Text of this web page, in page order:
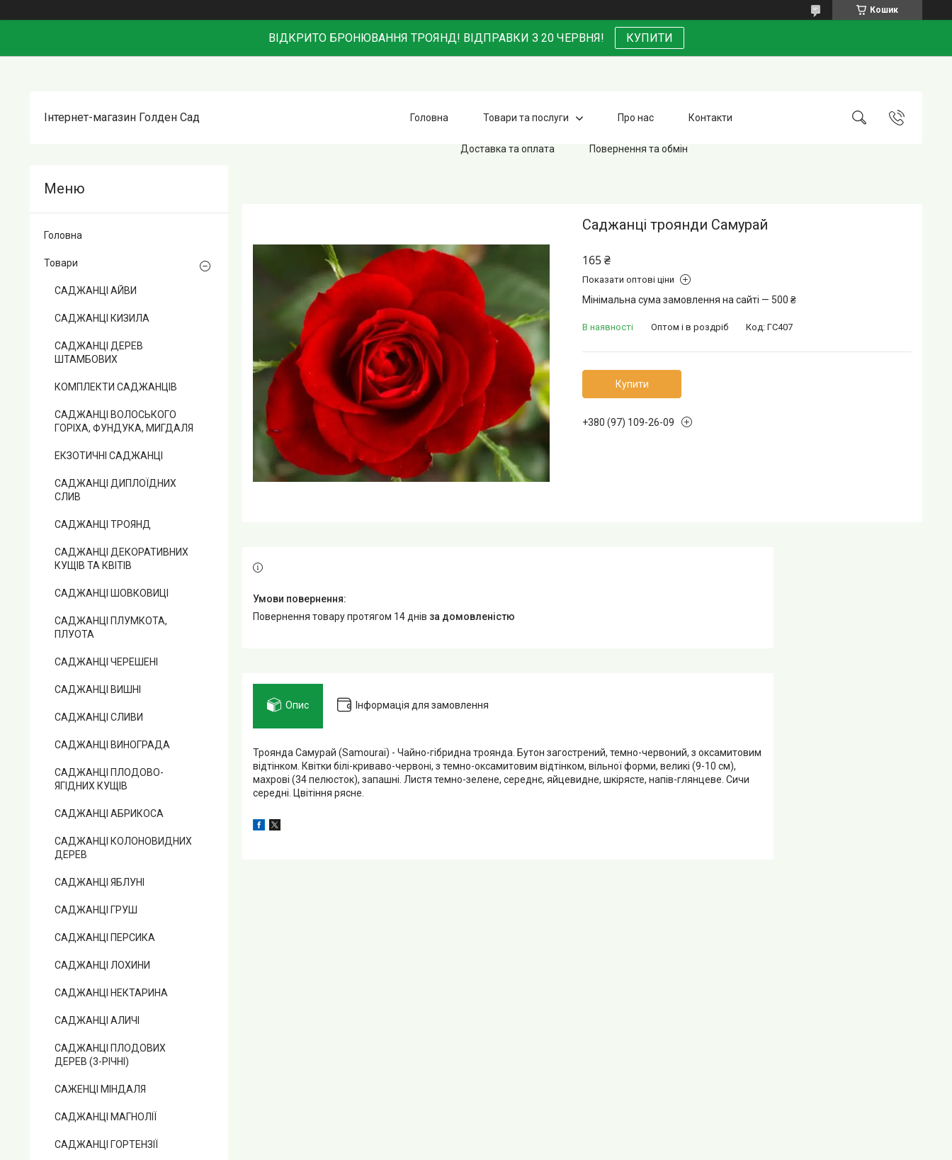
Кошик
ВІДКРИТО БРОНЮВАННЯ ТРОЯНД! ВІДПРАВКИ З 20 ЧЕРВНЯ! КУПИТИ
Інтернет-магазин Голден Сад Головна Товари та послуги Про нас Контакти
Доставка та оплата Повернення та обмін
Саджанці троянди Самурай
165 ₴
Показати оптові ціни
Мінімальна сума замовлення на сайті — 500 ₴
В наявності Оптом і в роздріб Код: ГС407
Купити
+380 (97) 109-26-09
повернення товару протягом 14 днів за домовленістю
Опис Інформація для замовлення
Троянда Самурай (Samourai) - Чайно-гібридна троянда. Бутон загострений, темно-червоний, з оксамитовим
відтінком. Квітки білі-криваво-червоні, з темно-оксамитовим відтінком, вільної форми, великі (9-10 см),
махрові (34 пелюсток), запашні. Листя темно-зелене, середнє, яйцевидне, шкірясте, напів-глянцеве. Сичи
середні. Цвітіння рясне.
Головна
Товари
САДЖАНЦІ АЙВИ
САДЖАНЦІ КИЗИЛА
САДЖАНЦІ ДЕРЕВ
ШТАМБОВИХ
КОМПЛЕКТИ САДЖАНЦІВ
САДЖАНЦІ ВОЛОСЬКОГО
ГОРІХА, ФУНДУКА, МИГДАЛЯ
ЕКЗОТИЧНІ САДЖАНЦІ
САДЖАНЦІ ДИПЛОЇДНИХ
СЛИВ
САДЖАНЦІ ТРОЯНД
САДЖАНЦІ ДЕКОРАТИВНИХ
КУЩІВ ТА КВІТІВ
САДЖАНЦІ ШОВКОВИЦІ
САДЖАНЦІ ПЛУМКОТА,
ПЛУОТА
САДЖАНЦІ ЧЕРЕШЕНІ
САДЖАНЦІ ВИШНІ
САДЖАНЦІ СЛИВИ
САДЖАНЦІ ВИНОГРАДА
САДЖАНЦІ ПЛОДОВО-
ЯГІДНИХ КУЩІВ
САДЖАНЦІ АБРИКОСА
САДЖАНЦІ КОЛОНОВИДНИХ
ДЕРЕВ
САДЖАНЦІ ЯБЛУНІ
САДЖАНЦІ ГРУШ
САДЖАНЦІ ПЕРСИКА
САДЖАНЦІ ЛОХИНИ
САДЖАНЦІ НЕКТАРИНА
САДЖАНЦІ АЛИЧІ
САДЖАНЦІ ПЛОДОВИХ
ДЕРЕВ (3-РІЧНІ)
САЖЕНЦІ МІНДАЛЯ
САДЖАНЦІ МАГНОЛІЇ
САДЖАНЦІ ГОРТЕНЗІЇ